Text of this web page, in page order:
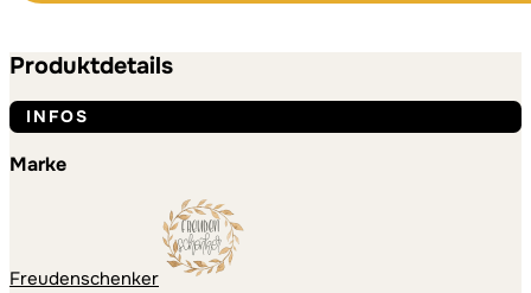
Menge
Produktdetails
INFOS
Marke
Freudenschenker